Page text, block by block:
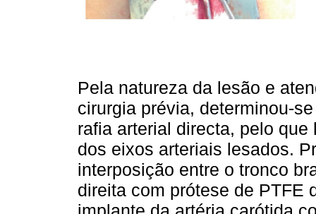
Pela natureza da lesão e
cirurgia prévia, determinou-
rafia arterial directa, pelo
dos eixos arteriais lesados.
interposição entre o tronco
direita com prótese de PTFE